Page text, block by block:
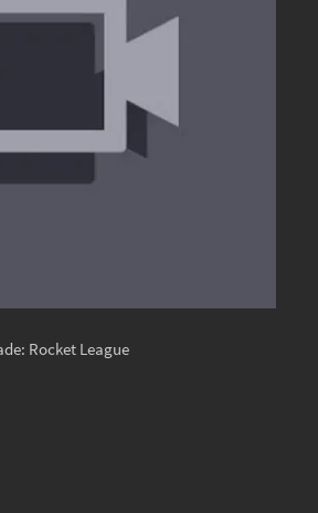
Rocket League